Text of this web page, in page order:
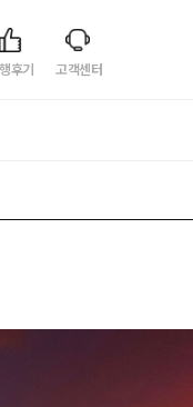
후기 고객센터